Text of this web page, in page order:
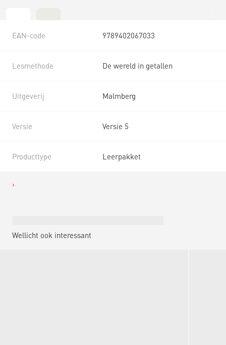
EAN-code 9789402067033
Lesmethode De wereld in getallen
Uitgeverij Malmberg
Versie Versie 5
Producttype Leerpakket
Wellicht ook interessant